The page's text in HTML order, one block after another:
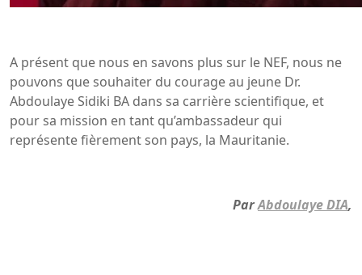
A présent que nous en savons plus sur le NEF, nous ne
pouvons que souhaiter du courage au jeune Dr.
Abdoulaye Sidiki BA dans sa carrière scientifique, et
pour sa mission en tant qu’ambassadeur qui
représente fièrement son pays, la Mauritanie.
ParAbdoulaye DIA,